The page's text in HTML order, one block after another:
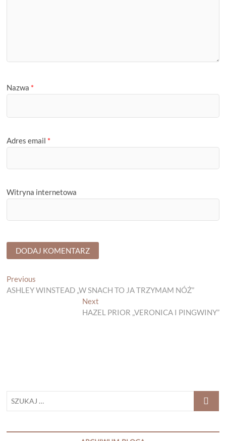
Nazwa *
Adres email *
Witryna internetowa
Nawigacja
wpisu
Previous
post:
ASHLEY WINSTEAD „W SNACH TO JA TRZYMAM NÓŻ”
NextNext
post:
HAZEL PRIOR „VERONICA I PINGWINY”
SZUKAJ